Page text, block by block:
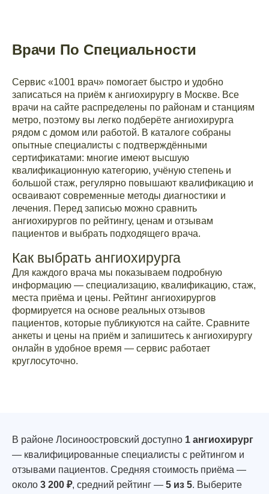
Врачи По Специальности
Сервис «1001 врач» помогает быстро и удобно
записаться на приём к ангиохирургу в Москве. Все
врачи на сайте распределены по районам и станциям
метро, поэтому вы легко подберёте ангиохирурга
рядом с домом или работой. В каталоге собраны
опытные специалисты с подтверждёнными
сертификатами: многие имеют высшую
квалификационную категорию, учёную степень и
большой стаж, регулярно повышают квалификацию и
осваивают современные методы диагностики и
лечения. Перед записью можно сравнить
ангиохирургов по рейтингу, ценам и отзывам
пациентов и выбрать подходящего врача.
Как выбрать ангиохирурга
Для каждого врача мы показываем подробную
информацию — специализацию, квалификацию, стаж,
места приёма и цены. Рейтинг ангиохирургов
формируется на основе реальных отзывов
пациентов, которые публикуются на сайте. Сравните
анкеты и цены на приём и запишитесь к ангиохирургу
онлайн в удобное время — сервис работает
круглосуточно.
В районе Лосиноостровский доступно 1 ангиохирург
— квалифицированные специалисты с рейтингом и
отзывами пациентов. Средняя стоимость приёма —
около 3 200 ₽, средний рейтинг — 5 из 5. Выберите